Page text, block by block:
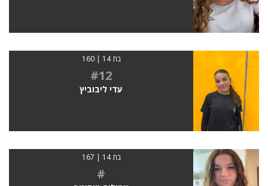
בת 14 | 160
#12
עדי ליבוביץ
בת 14 | 167
#